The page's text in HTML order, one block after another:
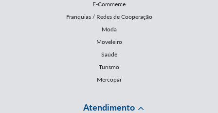
E-Commerce
Franquias / Redes de Cooperação
Moda
Moveleiro
Saúde
Turismo
Mercopar
Atendimento